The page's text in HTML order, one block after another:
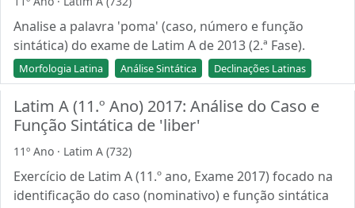
Analise a palavra 'poma' (caso, número e função
sintática) do exame de Latim A de 2013 (2.ª Fase).
Morfologia Latina Análise Sintática Declinações Latinas
Latim A (11.º Ano) 2017: Análise do Caso e
Função Sintática de 'liber'
11º Ano · Latim A (732)
Exercício de Latim A (11.º ano, Exame 2017) focado na
identificação do caso (nominativo) e função sintática